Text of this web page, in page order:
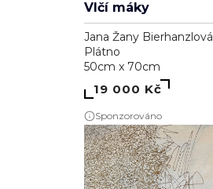
Vlčí máky
Jana Žany Bierhanzlová
Plátno
50cm x 70cm
19 000 Kč
Sponzorováno